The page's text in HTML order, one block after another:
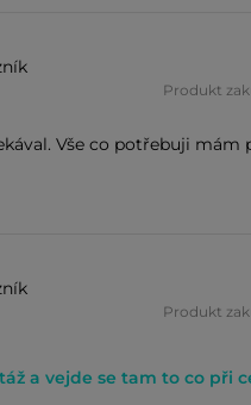
Produkt
Vše co potřebuji mám
Produkt
a vejde se tam to co při